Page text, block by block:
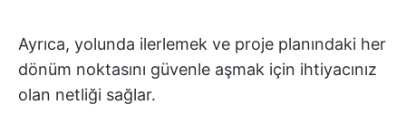
Ayrıca, yolunda ilerlemek ve proje planındaki her
dönüm noktasını güvenle aşmak için ihtiyacınız
olan netliği sağlar.